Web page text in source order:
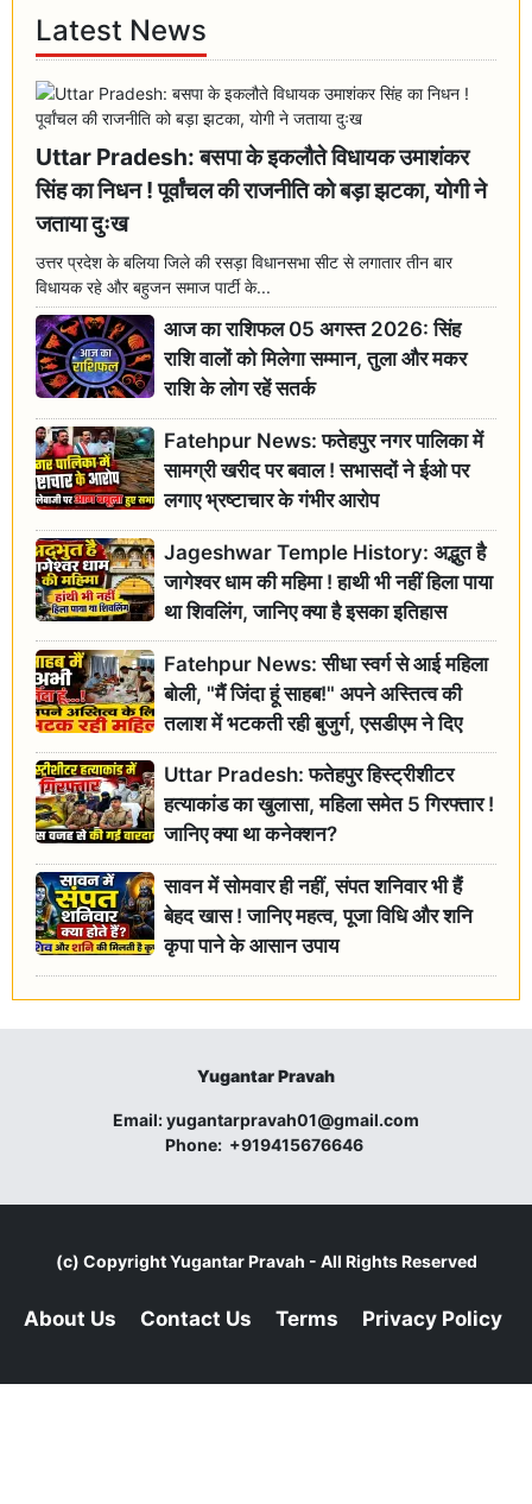
Latest News
Uttar Pradesh: बसपा के इकलौते विधायक उमाशंकर
सिंह का निधन ! पूर्वांचल की राजनीति को बड़ा झटका, योगी ने
जताया दुःख
उत्तर प्रदेश के बलिया जिले की रसड़ा विधानसभा सीट से लगातार तीन बार
विधायक रहे और बहुजन समाज पार्टी के...
आज का राशिफल 05 अगस्त 2026: सिंह
राशि वालों को मिलेगा सम्मान, तुला और मकर
राशि के लोग रहें सतर्क
Fatehpur News: फतेहपुर नगर पालिका में
सामग्री खरीद पर बवाल ! सभासदों ने ईओ पर
लगाए भ्रष्टाचार के गंभीर आरोप
Jageshwar Temple History: अद्भुत है
जागेश्वर धाम की महिमा ! हाथी भी नहीं हिला पाया
था शिवलिंग, जानिए क्या है इसका इतिहास
Fatehpur News: सीधा स्वर्ग से आई महिला
बोली, "मैं जिंदा हूं साहब!" अपने अस्तित्व की
तलाश में भटकती रही बुजुर्ग, एसडीएम ने दिए
जांच के आदेश
Uttar Pradesh: फतेहपुर हिस्ट्रीशीटर
हत्याकांड का खुलासा, महिला समेत 5 गिरफ्तार !
जानिए क्या था कनेक्शन?
सावन में सोमवार ही नहीं, संपत शनिवार भी हैं
बेहद खास ! जानिए महत्व, पूजा विधि और शनि
कृपा पाने के आसान उपाय
Yugantar Pravah
Email:yugantarpravah01@gmail.com
Phone: +919415676646
(c) CopyrightYugantar Pravah - All Rights Reserved
About Us Contact Us Terms Privacy Policy